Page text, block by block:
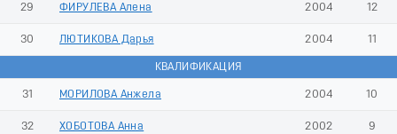
29 ФИРУЛЕВА Алена 2004 12
30 ЛЮТИКОВА Дарья 2004 11
КВАЛИФИКАЦИЯ
31 МОРИЛОВА Анжела 2004 10
32 ХОБОТОВА Анна 2002 9